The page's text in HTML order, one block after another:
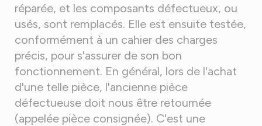
réparée, et les composants défectueux, ou
usés, sont remplacés. Elle est ensuite testée,
conformément à un cahier des charges
précis, pour s'assurer de son bon
fonctionnement. En général, lors de l'achat
d'une telle pièce, l'ancienne pièce
défectueuse doit nous être retournée
(appelée pièce consignée). C'est une